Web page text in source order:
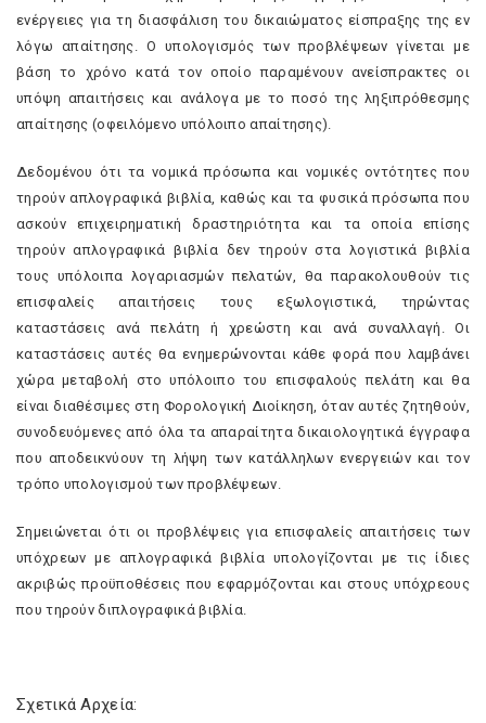
ενέργειες για τη διασφάλιση του δικαιώματος είσπραξης της εν
λόγω απαίτησης. Ο υπολογισμός των προβλέψεων γίνεται με
βάση το χρόνο κατά τον οποίο παραμένουν ανείσπρακτες οι
υπόψη απαιτήσεις και ανάλογα με το ποσό της ληξιπρόθεσμης
απαίτησης (οφειλόμενο υπόλοιπο απαίτησης).
Δεδομένου ότι τα νομικά πρόσωπα και νομικές οντότητες που
τηρούν απλογραφικά βιβλία, καθώς και τα φυσικά πρόσωπα που
ασκούν επιχειρηματική δραστηριότητα και τα οποία επίσης
τηρούν απλογραφικά βιβλία δεν τηρούν στα λογιστικά βιβλία
τους υπόλοιπα λογαριασμών πελατών, θα παρακολουθούν τις
επισφαλείς απαιτήσεις τους εξωλογιστικά, τηρώντας
καταστάσεις ανά πελάτη ή χρεώστη και ανά συναλλαγή. Οι
καταστάσεις αυτές θα ενημερώνονται κάθε φορά που λαμβάνει
χώρα μεταβολή στο υπόλοιπο του επισφαλούς πελάτη και θα
είναι διαθέσιμες στη Φορολογική Διοίκηση, όταν αυτές ζητηθούν,
συνοδευόμενες από όλα τα απαραίτητα δικαιολογητικά έγγραφα
που αποδεικνύουν τη λήψη των κατάλληλων ενεργειών και τον
τρόπο υπολογισμού των προβλέψεων.
Σημειώνεται ότι οι προβλέψεις για επισφαλείς απαιτήσεις των
υπόχρεων με απλογραφικά βιβλία υπολογίζονται με τις ίδιες
ακριβώς προϋποθέσεις που εφαρμόζονται και στους υπόχρεους
που τηρούν διπλογραφικά βιβλία.
Σχετικά Αρχεία: